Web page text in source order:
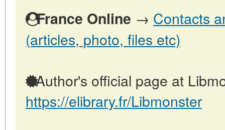
France Online → Contacts
(articles, photo, files etc)
Author's official page at
https://elibrary.fr/Libmonster